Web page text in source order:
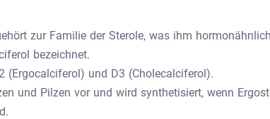
zur Familie der Sterole, was ihm
bezeichnet.
(Ergocalciferol) und D3 (Cholecalciferol).
und Pilzen vor und wird synthetisiert, wenn